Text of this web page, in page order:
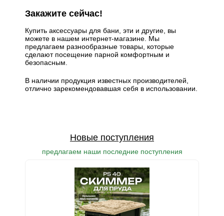
Закажите сейчас!
Купить аксессуары для бани, эти и другие, вы
можете в нашем интернет-магазине. Мы
предлагаем разнообразные товары, которые
сделают посещение парной комфортным и
безопасным.
В наличии продукция известных производителей,
отлично зарекомендовавшая себя в использовании.
Новые поступления
предлагаем наши последние поступления